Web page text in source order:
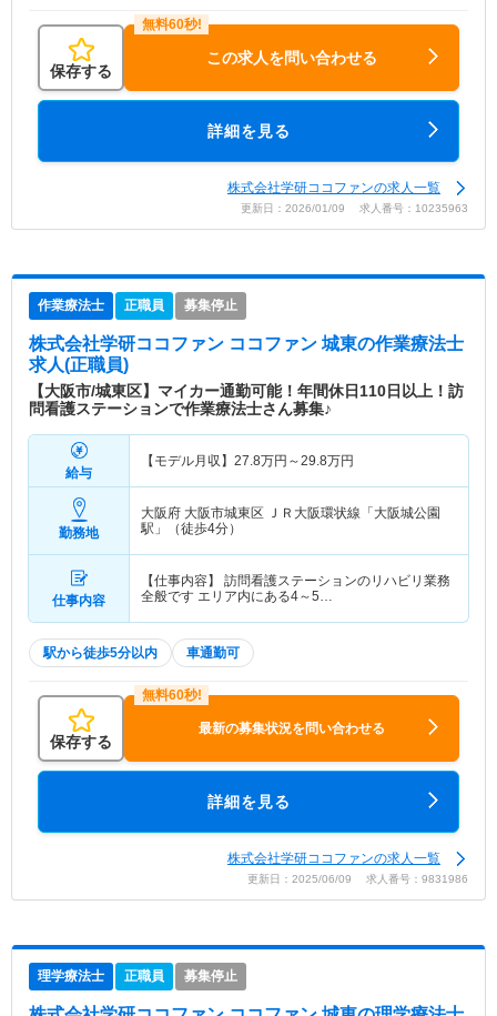
保存する
この求人を問い合わせる
詳細を見る
株式会社学研ココファンの求人一覧
更新日：2026/01/09 求人番号：10235963
作業療法士 正職員 募集停止
株式会社学研ココファン ココファン 城東の作業療法士
求人(正職員)
【大阪市/城東区】マイカー通勤可能！年間休日110日以上！訪
問看護ステーションで作業療法士さん募集♪
給与
【モデル月収】 27.8万円～29.8万円
勤務地
大阪府 大阪市城東区
ＪＲ大阪環状線「大阪城公園
駅」（徒歩4分）
仕事内容
【仕事内容】 訪問看護ステーションのリハビリ業務
全般です エリア内にある4～5…
駅から徒歩5分以内 車通勤可
保存する
最新の募集状況を問い合わせる
詳細を見る
株式会社学研ココファンの求人一覧
更新日：2025/06/09 求人番号：9831986
理学療法士 正職員 募集停止